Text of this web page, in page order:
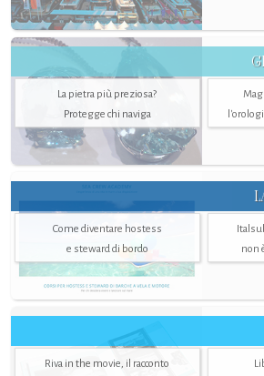
La pietra più preziosa?
Protegge chi naviga
Come diventare hostess
e steward di bordo
non
Riva in the movie, il racconto